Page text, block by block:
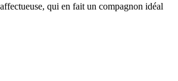
qui en fait un compagnon idéal